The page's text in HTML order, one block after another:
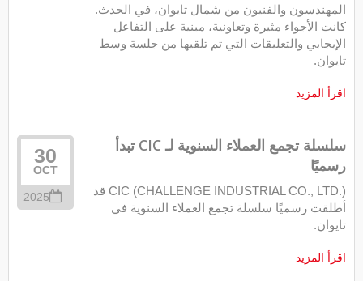
المهندسون والفنيون من شمال تايوان، في الحدث.
كانت الأجواء مثيرة وتعاونية، مبنية على التفاعل
الإيجابي والتعليقات التي تم تلقيها من جلسة وسط
تايوان.
اقرأ المزيد
30
OCT
2025
سلسلة تجمع العملاء السنوية لـ CIC تبدأ
رسميًا
CIC (CHALLENGE INDUSTRIAL CO., LTD.) قد
أطلقت رسميًا سلسلة تجمع العملاء السنوية في
تايوان.
اقرأ المزيد